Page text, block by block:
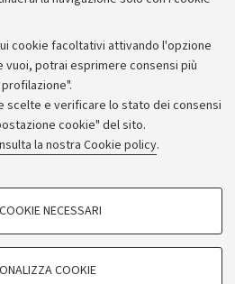
cookie facoltativi attivando l'opzione
vuoi, potrai esprimere consensi più
scelte e verificare lo stato dei consensi
cookie" del sito.
la nostra Cookie policy.
- FACOLTATIVI
NECESSARI
COOKIE
Archivio
stampa
Redazione
stampa
STUDIORUM - Università di